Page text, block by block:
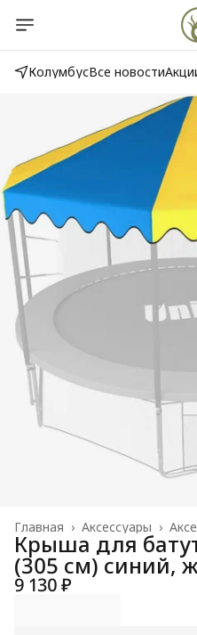
КолумбусВсе новости
Аксессуары ›
Главная ›
Крыша для
(305 см) синий,
9 130 ₽